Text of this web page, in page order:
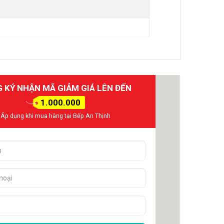
KÝ NHẬN MÃ GIẢM GIÁ LÊN ĐẾN
1.000.000
Áp dụng khi mua hàng tại Bếp An Thịnh